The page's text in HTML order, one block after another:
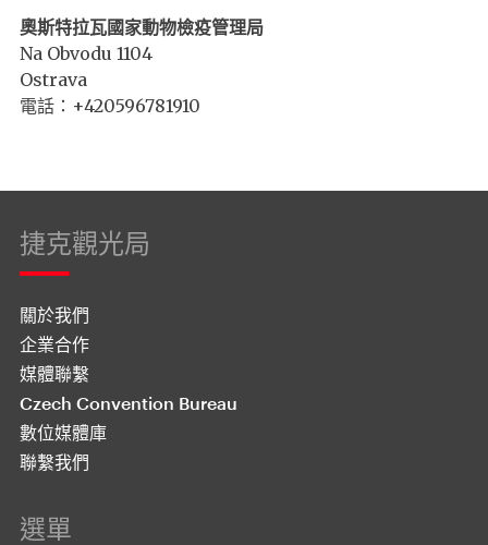
奧斯特拉瓦國家動物檢疫管理局
Na Obvodu 1104
Ostrava
電話：+420596781910
捷克觀光局
關於我們
企業合作
媒體聯繫
Czech Convention Bureau
數位媒體庫
聯繫我們
選單